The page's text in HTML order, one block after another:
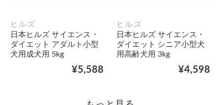
ヒルズ
日本ヒルズ サイエンス・
ダイエット アダルト小型
犬用成犬用 5kg
¥5,588
ヒルズ
日本ヒルズ サイエンス・
ダイエット シニア小型犬
用高齢犬用 3kg
¥4,598